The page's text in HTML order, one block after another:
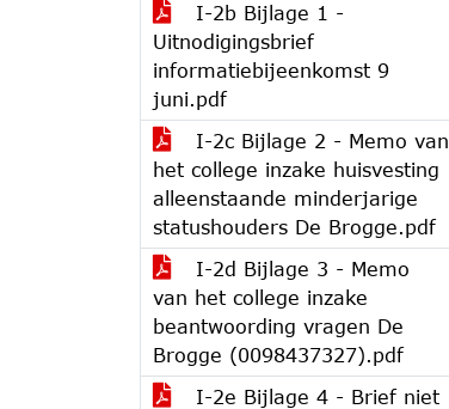
I-2b Bijlage 1 -
Uitnodigingsbrief
informatiebijeenkomst 9
juni.pdf
I-2c Bijlage 2 - Memo van
het college inzake huisvesting
alleenstaande minderjarige
statushouders De Brogge.pdf
I-2d Bijlage 3 - Memo
van het college inzake
beantwoording vragen De
Brogge (0098437327).pdf
I-2e Bijlage 4 - Brief niet